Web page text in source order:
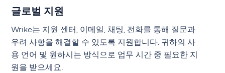
글로벌 지원
Wrike는 지원 센터, 이메일, 채팅, 전화를 통해 질문과
우려 사항을 해결할 수 있도록 지원합니다. 귀하의 사
용 언어 및 원하시는 방식으로 업무 시간 중 필요한 지
원을 받으세요.